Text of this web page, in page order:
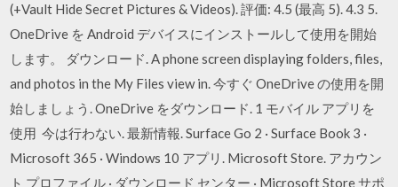
(+Vault Hide Secret Pictures & Videos). 評価: 4.5 (最高 5). 4.3 5.
OneDrive を Android デバイスにインストールして使用を開始
します。 ダウンロード. A phone screen displaying folders, files,
and photos in the My Files view in. 今すぐ OneDrive の使用を開
始しましょう. OneDrive をダウンロード. 1 モバイル アプリを
使用 今は行わない. 最新情報. Surface Go 2 · Surface Book 3 ·
Microsoft 365 · Windows 10 アプリ. Microsoft Store. アカウン
ト プロファイル · ダウンロード センター · Microsoft Store サポ